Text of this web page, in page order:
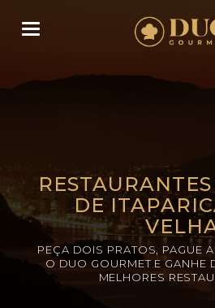
Toggle navigation
DE
PEÇA DOIS PRATOS, PAGUE
O DUO GOURMET E GANHE
MELHORES